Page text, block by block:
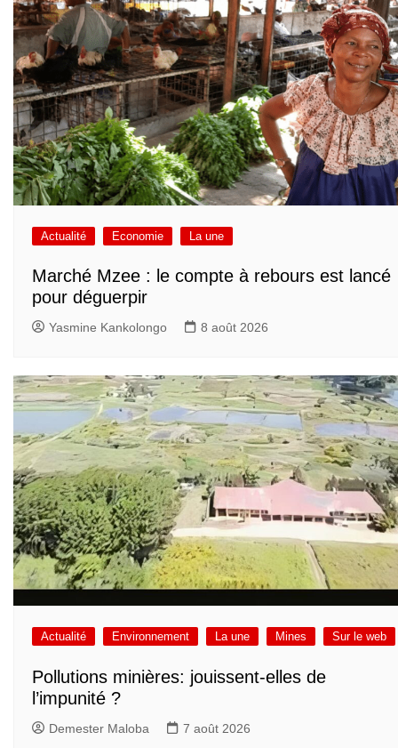
Actualité Economie La une
Marché Mzee : le compte à rebours est lancé
pour déguerpir
Yasmine Kankolongo 8 août 2026
Actualité Environnement La une Mines Sur le web
Pollutions minières: jouissent-elles de
l’impunité ?
Demester Maloba 7 août 2026